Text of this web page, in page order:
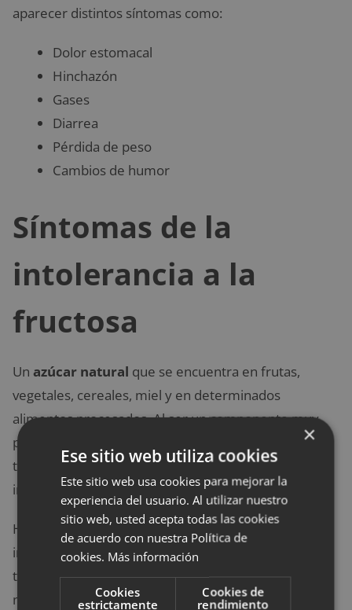
aparecer distintos síntomas como:
Dolor estomacal
Hinchazón
Gases
Diarrea
Pérdida de peso
Cambios de humor
Síntomas de la
intolerancia a la
fructosa
Un azúcar natural que se encuentra en frutas,
vegetales, cereales, miel y en determinados
alimentos procesados. Al ser un componente muy
presente en alimentos naturales y preparados,
también es difícil de detectar si se tiene una
intolerancia a la fructosa.
Hay 2 tipos: intolerancia intestinal a la fructosa e
intolerancia hereditaria a la fructosa (HFI). Ambas
tienen síntomas similares, pero en el último tipo es
muy importante mantener una dieta estricta, ya que
×
Ese sitio web utiliza cookies
Este sitio web usa cookies para mejorar la
experiencia del usuario. Al utilizar nuestro
sitio web, usted acepta todas las cookies
de acuerdo con nuestra Política de
cookies. Más información
Cookies
estrictamente
Cookies de
rendimiento